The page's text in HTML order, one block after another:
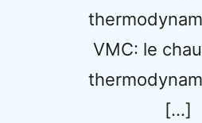
VMC: le
[…]